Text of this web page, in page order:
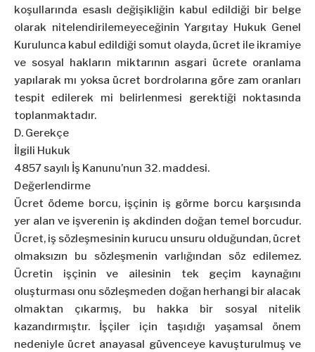
koşullarında esaslı değişikliğin kabul edildiği bir belge
olarak nitelendirilemeyeceğinin Yargıtay Hukuk Genel
Kurulunca kabul edildiği somut olayda, ücret ile ikramiye
ve sosyal hakların miktarının asgari ücrete oranlama
yapılarak mı yoksa ücret bordrolarına göre zam oranları
tespit edilerek mi belirlenmesi gerektiği noktasında
toplanmaktadır.
D. Gerekçe
İlgili Hukuk
4857 sayılı İş Kanunu’nun 32. maddesi.
Değerlendirme
Ücret ödeme borcu, işçinin iş görme borcu karşısında
yer alan ve işverenin iş akdinden doğan temel borcudur.
Ücret, iş sözleşmesinin kurucu unsuru olduğundan, ücret
olmaksızın bu sözleşmenin varlığından söz edilemez.
Ücretin işçinin ve ailesinin tek geçim kaynağını
oluşturması onu sözleşmeden doğan herhangi bir alacak
olmaktan çıkarmış, bu hakka bir sosyal nitelik
kazandırmıştır. İşçiler için taşıdığı yaşamsal önem
nedeniyle ücret anayasal güvenceye kavuşturulmuş ve